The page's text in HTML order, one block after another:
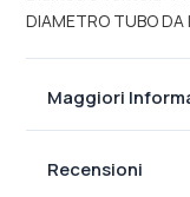
DIAMETRO TUBO DA
Maggiori
Recensioni